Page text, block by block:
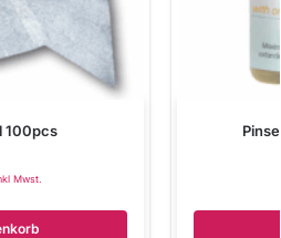
100pcs
Mwst.